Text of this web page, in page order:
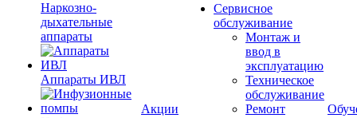
Наркозно-
дыхательные
аппараты
Аппараты ИВЛ
Акции
Сервисное
обслуживание
Монтаж и
ввод в
эксплуатацию
Техническое
обслуживание
Ремонт